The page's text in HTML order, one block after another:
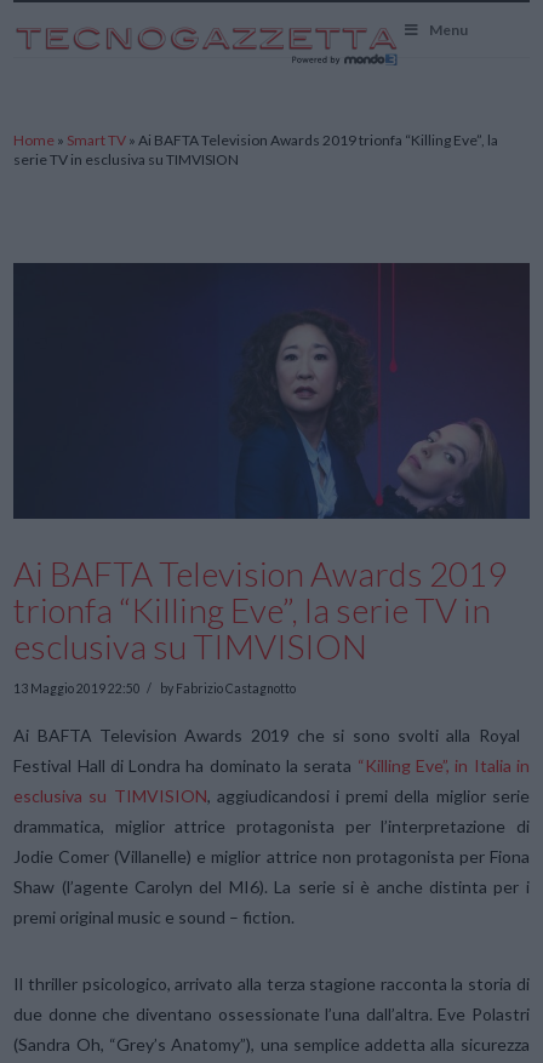
Menu
Home » Smart TV »Ai BAFTA Television Awards 2019 trionfa “Killing Eve”, la
serie TV in esclusiva su TIMVISION
Ai BAFTA Television Awards 2019
trionfa “Killing Eve”, la serie TV in
esclusiva su TIMVISION
13 Maggio 2019 22:50 by Fabrizio Castagnotto
Ai BAFTA Television Awards 2019 che si sono svolti alla Royal
Festival Hall di Londra ha dominato la serata “Killing Eve”, in Italia in
esclusiva su TIMVISION, aggiudicandosi i premi della miglior serie
drammatica, miglior attrice protagonista per l’interpretazione di
Jodie Comer (Villanelle) e miglior attrice non protagonista per Fiona
Shaw (l’agente Carolyn del MI6). La serie si è anche distinta per i
premi original music e sound – fiction.
Il thriller psicologico, arrivato alla terza stagione racconta la storia di
due donne che diventano ossessionate l’una dall’altra. Eve Polastri
(Sandra Oh, “Grey’s Anatomy”), una semplice addetta alla sicurezza